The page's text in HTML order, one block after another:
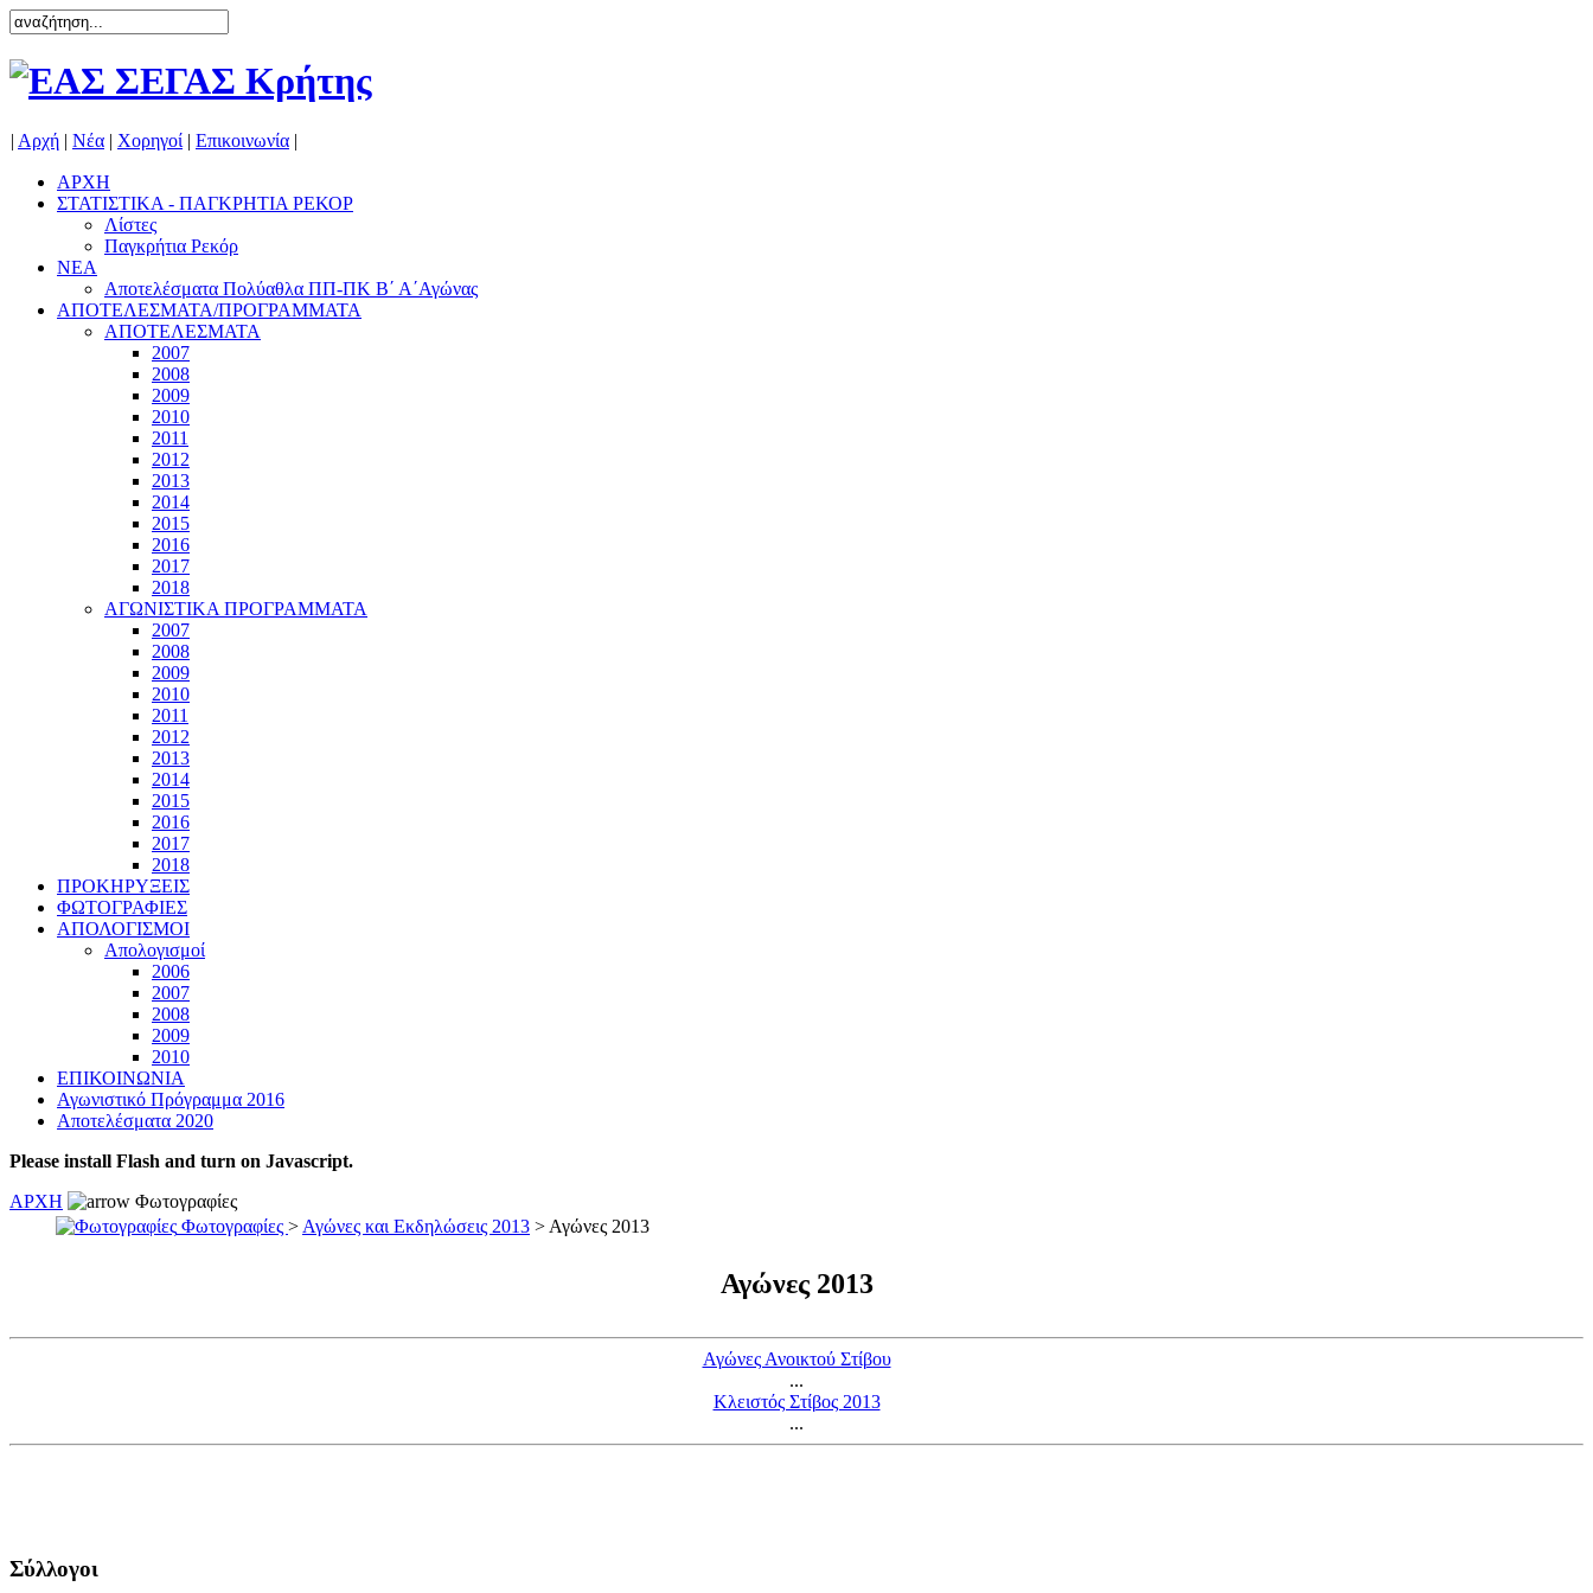
| Αρχή | Νέα | Χορηγοί | Επικοινωνία |
ΑΡΧΗ
ΣΤΑΤΙΣΤΙΚΑ - ΠΑΓΚΡΗΤΙΑ ΡΕΚΟΡ
Λίστες
Παγκρήτια Ρεκόρ
ΝΕΑ
Αποτελέσματα Πολύαθλα ΠΠ-ΠΚ Β΄ Α΄Αγώνας
ΑΠΟΤΕΛΕΣΜΑΤΑ/ΠΡΟΓΡΑΜΜΑΤΑ
ΑΠΟΤΕΛΕΣΜΑΤΑ
2007
2008
2009
2010
2011
2012
2013
2014
2015
2016
2017
2018
ΑΓΩΝΙΣΤΙΚΑ ΠΡΟΓΡΑΜΜΑΤΑ
2007
2008
2009
2010
2011
2012
2013
2014
2015
2016
2017
2018
ΠΡΟΚΗΡΥΞΕΙΣ
ΦΩΤΟΓΡΑΦΙΕΣ
ΑΠΟΛΟΓΙΣΜΟΙ
Απολογισμοί
2006
2007
2008
2009
2010
ΕΠΙΚΟΙΝΩΝΙΑ
Αγωνιστικό Πρόγραμμα 2016
Αποτελέσματα 2020
Please install Flash and turn on Javascript.
ΑΡΧΗ
Φωτογραφίες
Φωτογραφίες > Αγώνες και Εκδηλώσεις 2013 > Αγώνες 2013
Αγώνες 2013
Αγώνες Ανοικτού Στίβου
...
Κλειστός Στίβος 2013
...
Σύλλογοι